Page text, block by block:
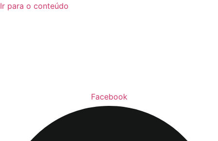
Ir para o conteúdo
Facebook